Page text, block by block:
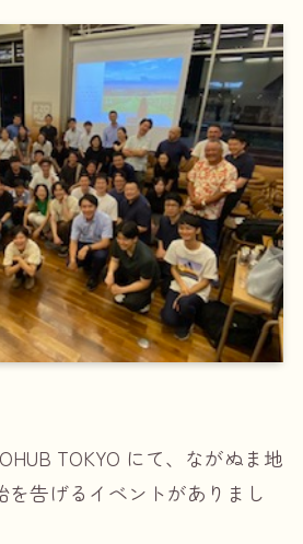
TOKYO にて、ながぬま地
告げるイベントがありまし